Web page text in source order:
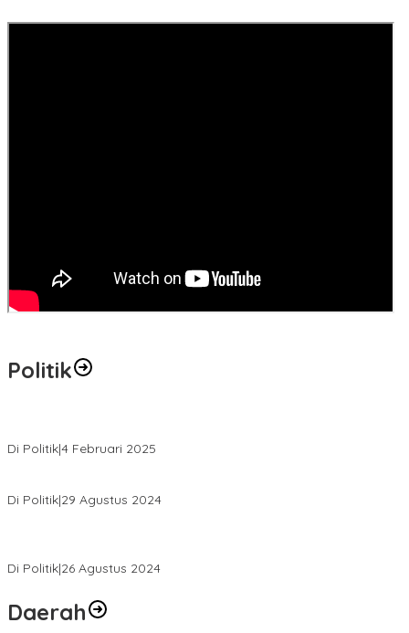
Politik
Di Politik|4 Februari 2025
Di Politik|29 Agustus 2024
Di Politik|26 Agustus 2024
Daerah